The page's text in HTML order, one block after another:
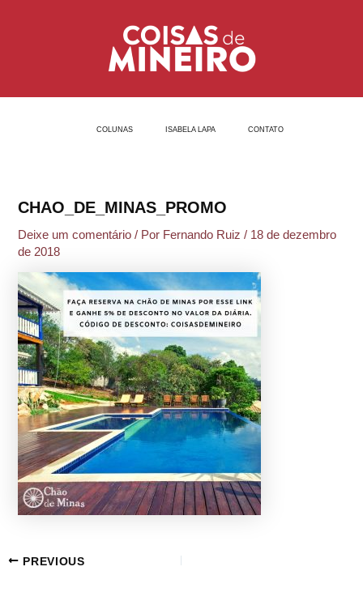
COLUNAS ISABELA LAPA CONTATO
CHAO_DE_MINAS_PROMO
Deixe um comentário / Por Fernando Ruiz/ 18 de dezembro
de 2018
PREVIOUS